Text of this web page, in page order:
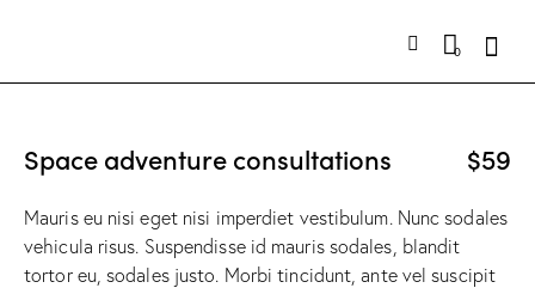
0
Space adventure consultations $59
Mauris eu nisi eget nisi imperdiet vestibulum. Nunc sodales
vehicula risus. Suspendisse id mauris sodales, blandit
tortor eu, sodales justo. Morbi tincidunt, ante vel suscipit